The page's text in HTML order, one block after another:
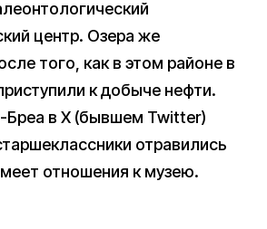
центр. Озера же
того, как в этом районе в
к добыче нефти.
в X (бывшем Twitter)
отравились
отношения к музею.